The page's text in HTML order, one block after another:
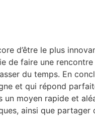
d’être le plus
de faire une
du temps. En
et qui répond
moyen rapide et
ainsi que